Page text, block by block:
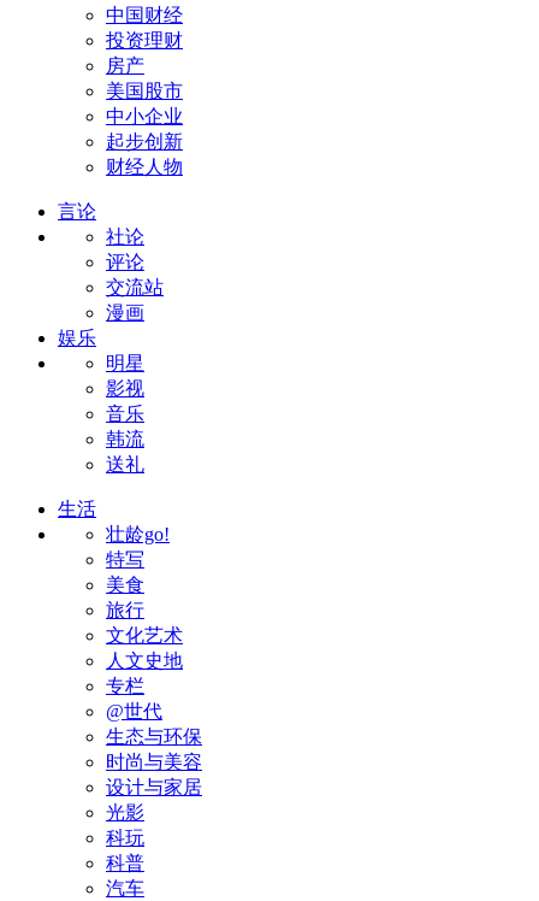
中国财经
投资理财
房产
美国股市
中小企业
起步创新
财经人物
言论
社论
评论
交流站
漫画
娱乐
明星
影视
音乐
韩流
送礼
生活
壮龄go!
特写
美食
旅行
文化艺术
人文史地
专栏
@世代
生态与环保
时尚与美容
设计与家居
光影
科玩
科普
汽车